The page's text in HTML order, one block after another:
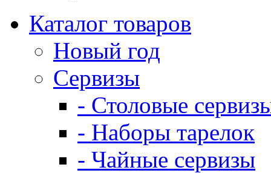
Каталог товаров
Новый год
Сервизы
- Столовые
- Наборы тарелок
- Чайные сервизы